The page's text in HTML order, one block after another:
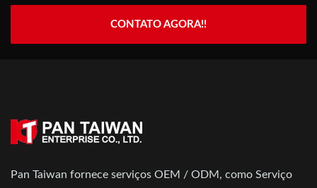
CONTATO AGORA!!
Pan Taiwan fornece serviços OEM / ODM, como Serviço